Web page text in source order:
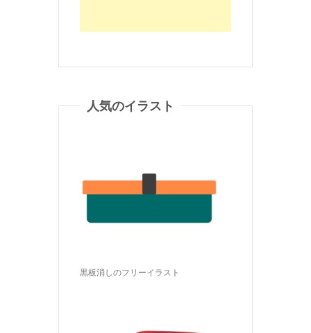
人気のイラスト
黒板消しのフリーイラスト